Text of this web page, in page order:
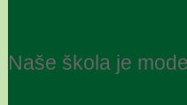
Naše škola je